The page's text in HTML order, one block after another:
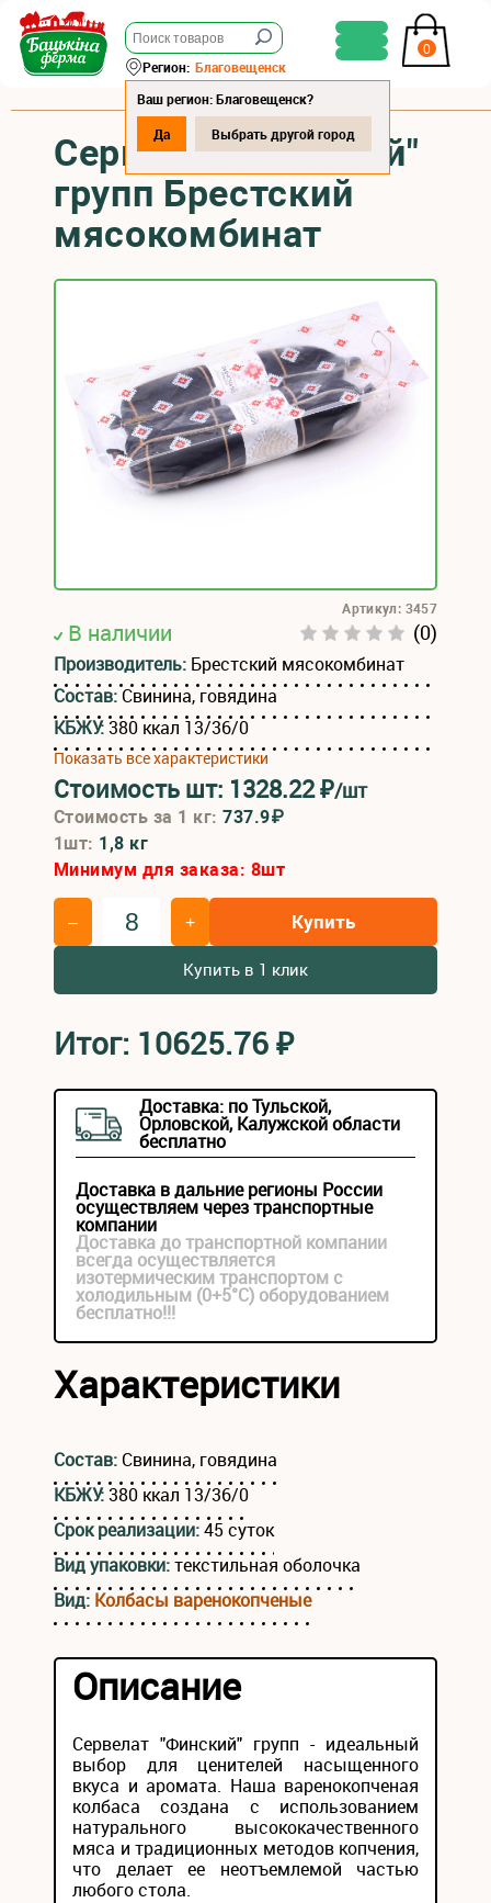
0
Регион: Благовещенск
Ваш регион: Благовещенск?
Да
Выбрать другой город
Сервелат "Финский"
групп Брестский
мясокомбинат
В наличии (0)
Артикул: 3457
Производитель: Брестский мясокомбинат
Состав: Свинина, говядина
КБЖУ:380 ккал 13/36/0
Показать все характеристики
Стоимость шт: 1328.22₽/шт
Стоимость за 1 кг:737.9₽
1шт: 1,8 кг
Минимум для заказа: 8шт
– + Купить
Купить в 1 клик
Итог: 10625.76₽
Доставка: по Тульской,
Орловской, Калужской области
бесплатно
Доставка в дальние регионы России
осуществляем через транспортные
компании
Доставка до транспортной компании
всегда осуществляется
изотермическим транспортом с
холодильным (0+5°С) оборудованием
бесплатно!!!
Характеристики
Состав: Свинина, говядина
КБЖУ:380 ккал 13/36/0
Срок реализации:45 суток
Вид упаковки:текстильная оболочка
Вид: Колбасы варенокопченые
Описание
Сервелат "Финский" групп - идеальный
выбор для ценителей насыщенного
вкуса и аромата. Наша варенокопченая
колбаса создана с использованием
натурального высококачественного
мяса и традиционных методов копчения,
что делает ее неотъемлемой частью
любого стола.